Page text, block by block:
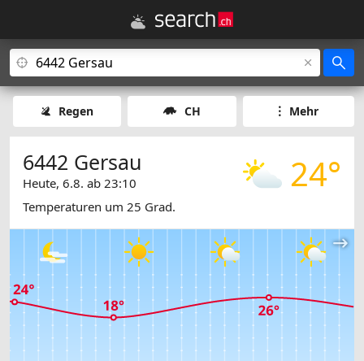
Regen CH Mehr
24°
6442 Gersau
Heute, 6.8. ab 23:10
Temperaturen um 25 Grad.